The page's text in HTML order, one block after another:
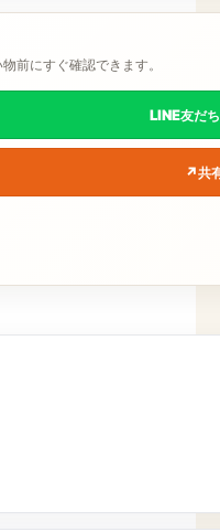
前にすぐ確認できます。
LINE友だ
↗共